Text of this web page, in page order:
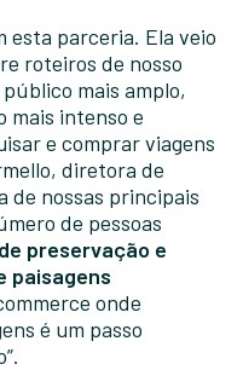
esta parceria. Ela veio
roteiros de nosso
mais amplo,
mais intenso e
e comprar viagens
diretora de
de nossas principais
de pessoas
preservação e
paisagens
onde
é um passo